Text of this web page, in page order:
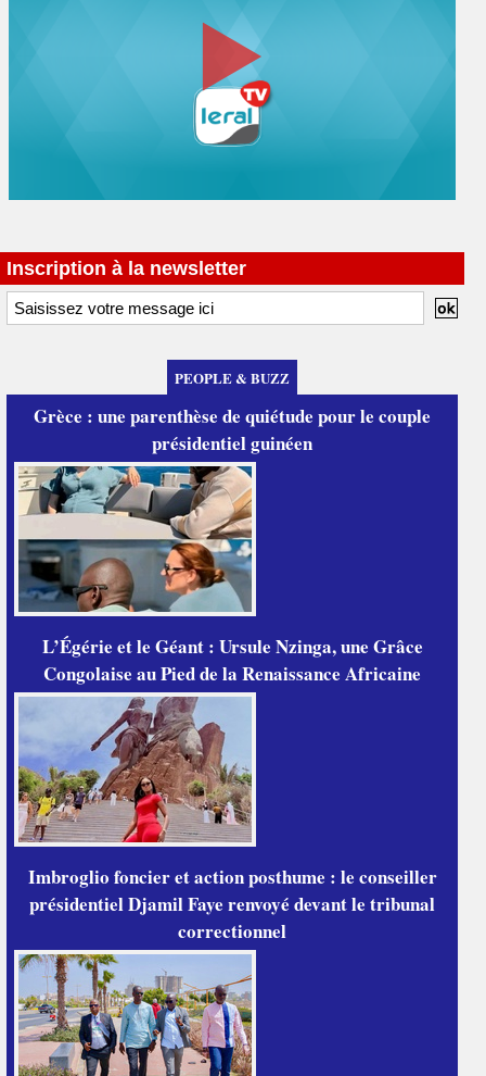
Inscription à la newsletter
PEOPLE & BUZZ
Grèce : une parenthèse de quiétude pour le couple
présidentiel guinéen
L’Égérie et le Géant : Ursule Nzinga, une Grâce
Congolaise au Pied de la Renaissance Africaine
Imbroglio foncier et action posthume : le conseiller
présidentiel Djamil Faye renvoyé devant le tribunal
correctionnel